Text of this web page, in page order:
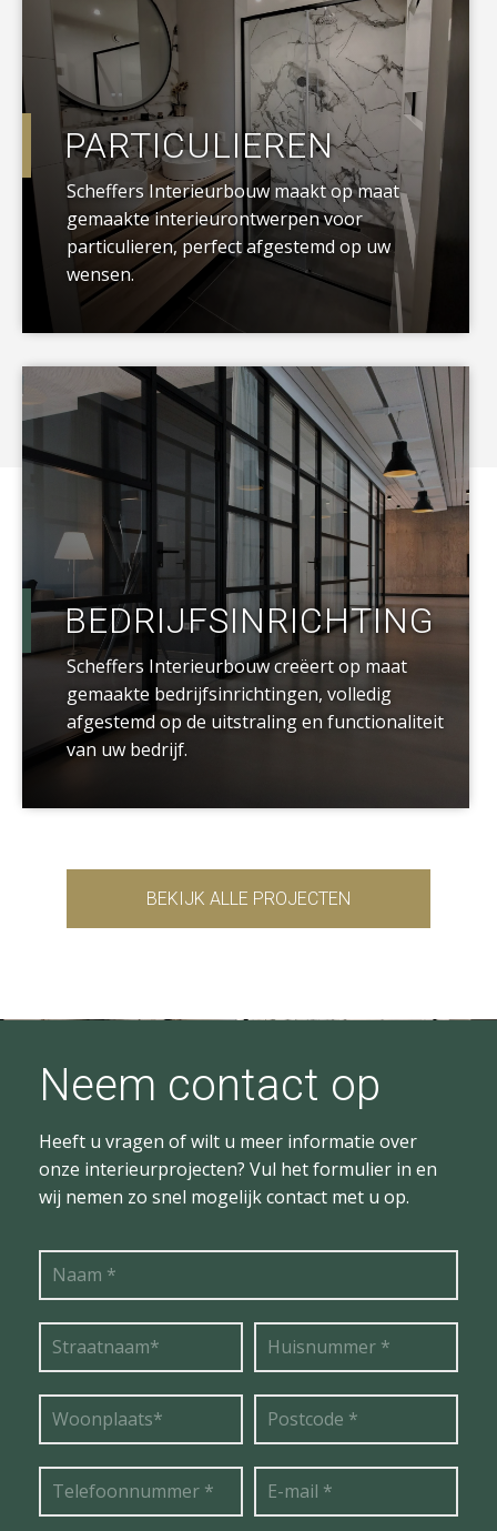
PARTICULIEREN
Scheffers Interieurbouw maakt op maat
gemaakte interieurontwerpen voor
particulieren, perfect afgestemd op uw
wensen.
BEDRIJFSINRICHTING
Scheffers Interieurbouw creëert op maat
gemaakte bedrijfsinrichtingen, volledig
afgestemd op de uitstraling en functionaliteit
van uw bedrijf.
a
BEKIJK ALLE PROJECTEN
Neem contact op
Heeft u vragen of wilt u meer informatie over
onze interieurprojecten? Vul het formulier in en
wij nemen zo snel mogelijk contact met u op.